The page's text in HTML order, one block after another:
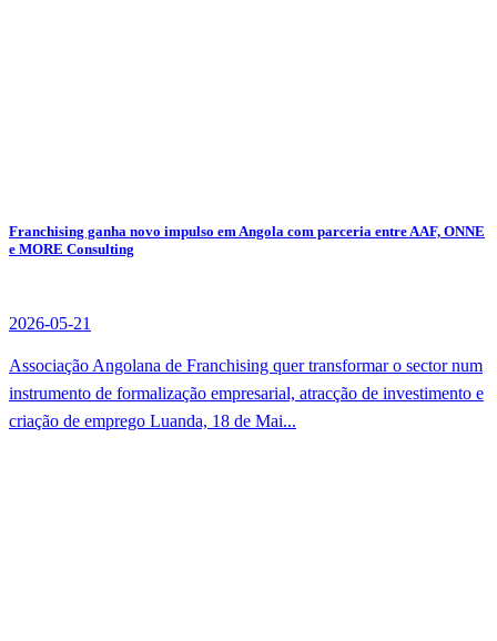
Franchising ganha novo impulso em Angola com parceria entre AAF, ONNE
e MORE Consulting
2026-05-21
Associação Angolana de Franchising quer transformar o sector num
instrumento de formalização empresarial, atracção de investimento e
criação de emprego Luanda, 18 de Mai...